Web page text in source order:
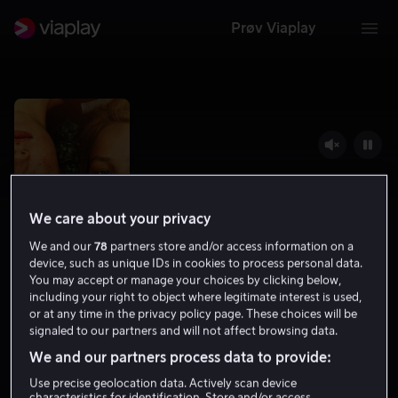
Prøv Viaplay
Light Light Light
We care about your privacy
We and our78 partners store and/or access information on a
device, such as unique IDs in cookies to process personal data.
You may accept or manage your choices by clicking below,
including your right to object where legitimate interest is used,
or at any time in the privacy policy page. These choices will be
signaled to our partners and will not affect browsing data.
We and our partners process data to provide:
Use precise geolocation data. Actively scan device